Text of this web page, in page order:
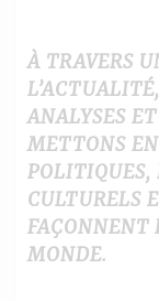
À TRAVERS
ANALYSES
METTONS
POLITIQUES,
CULTURELS
FAÇONNENT
MONDE.